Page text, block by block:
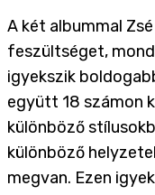
A két albummal
feszültséget,
igyekszik
együtt 18 számon
különböző
különböző
megvan. Ezen